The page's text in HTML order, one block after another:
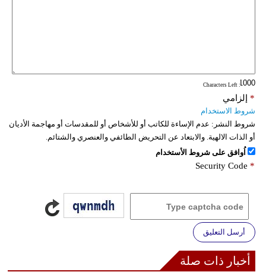
: Characters Left
إلزامي *
شروط الاستخدام
شروط النشر: عدم الإساءة للكاتب أو للأشخاص أو للمقدسات أو مهاجمة الأديان
أو الذات الالهية. والابتعاد عن التحريض الطائفي والعنصري والشتائم.
اُوافق على شروط الأستخدام
Security Code *
أرسل التعليق
أخبار ذات صلة